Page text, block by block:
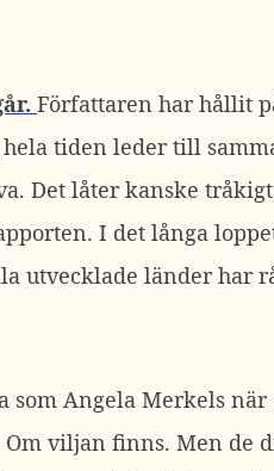
Författaren har hållit
tiden leder till
Det låter kanske
I det långa
utvecklade länder har
Angela Merkels när
viljan finns. Men de